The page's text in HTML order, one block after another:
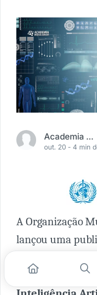
Academia Médica
out. 20 -4 min
A Organização
lançou uma
regulatórias